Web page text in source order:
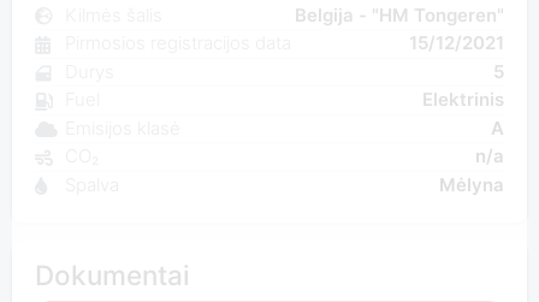
Belgija - "HM Tongeren"
15/12/2021
5
Elektrinis
A
n/a
Mėlyna
Dokumentai